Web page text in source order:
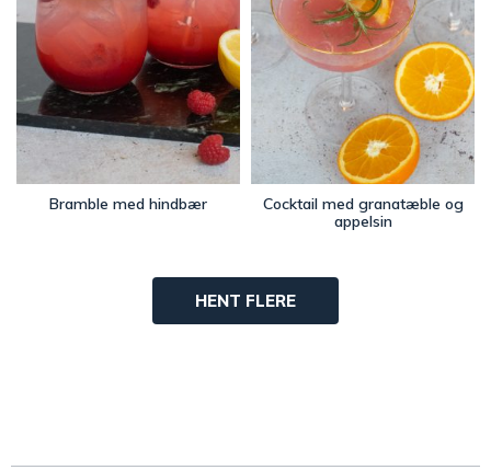
Bramble med hindbær
Cocktail med granatæble og
appelsin
HENT FLERE